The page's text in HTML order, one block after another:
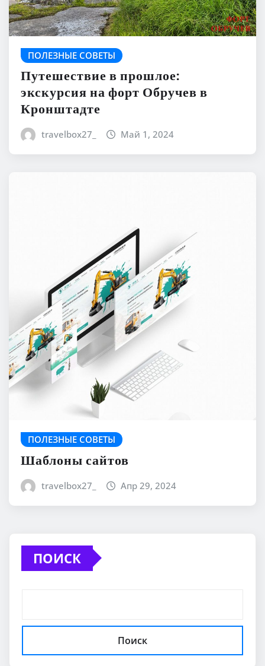
ПОЛЕЗНЫЕ СОВЕТЫ
Путешествие в прошлое:
экскурсия на форт Обручев в
Кронштадте
travelbox27_ Май 1, 2024
ПОЛЕЗНЫЕ СОВЕТЫ
Шаблоны сайтов
travelbox27_ Апр 29, 2024
ПОИСК
Поиск